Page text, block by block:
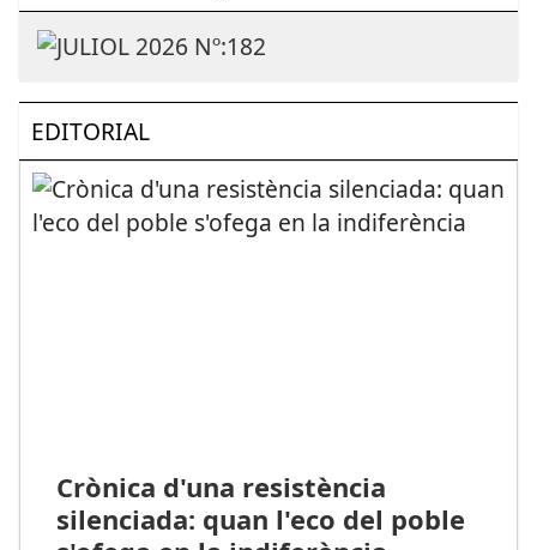
EDITORIAL
Crònica d'una resistència
silenciada: quan l'eco del poble